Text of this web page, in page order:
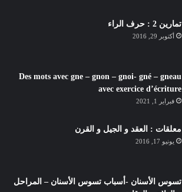
تمارين 2 : حرف الراء
أكتوبر 29, 2016
Des mots avec gne – gnon – gnoi- gné – gneau
avec exercice d’écriture
فبراير 1, 2021
معلقات : العقد و الجيل و القرن
يونيو 17, 2016
تسوس الأسنان -أسباب تسوس الأسنان – المراحل